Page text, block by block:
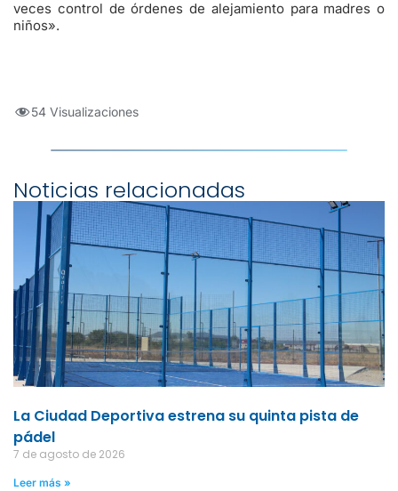
veces control de órdenes de alejamiento para madres o
niños».
54 Visualizaciones
Noticias relacionadas
La Ciudad Deportiva estrena su quinta pista de
pádel
7 de agosto de 2026
Leer más »